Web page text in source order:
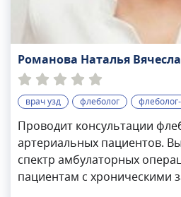
Романова Наталья
врач узд флеболог
Проводит консультации
артериальных пациентов.
спектр амбулаторных
пациентам с хроническими